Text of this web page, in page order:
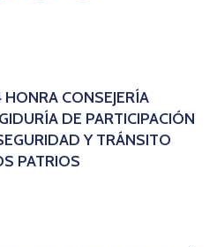
CONSEJERÍA
DE PARTICIPACIÓN
Y TRÁNSITO
PATRIOS